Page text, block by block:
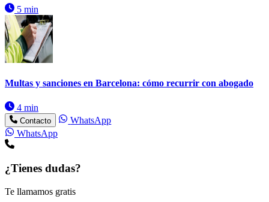
5 min
Multas y sanciones en Barcelona: cómo recurrir con abogado
4 min
Contacto
WhatsApp
WhatsApp
¿Tienes dudas?
Te llamamos gratis